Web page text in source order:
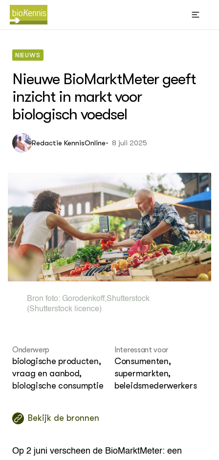
BIOKENNIS
Thema's
Leren
Dossiers
Agenda
OVER
Over ons
NIEUWS
Nieuwe BioMarktMeter geeft
inzicht in markt voor
biologisch voedsel
Redactie KennisOnline 8 juli 2025
Bron foto: Gorodenkoff,Shutterstock
(Shutterstock licence)
Onderwerp
biologische producten,
vraag en aanbod,
biologische consumptie
Interessant voor
Consumenten,
supermarkten,
beleidsmederwerkers
Bekijk de bronnen
Op 2 juni verscheen de BioMarktMeter: een